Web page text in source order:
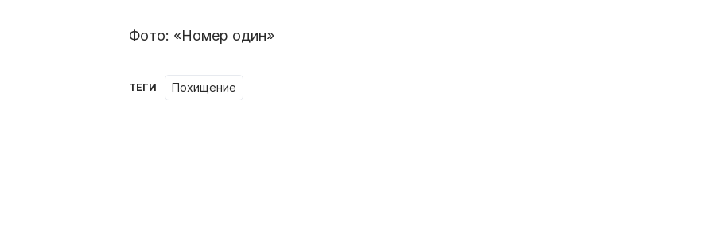
Фото: «Номер один»
ТЕГИ похищение